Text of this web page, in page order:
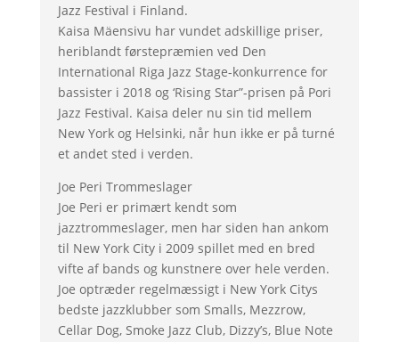
Jazz Festival i Finland.
Kaisa Mäensivu har vundet adskillige priser,
heriblandt førstepræmien ved Den
International Riga Jazz Stage-konkurrence for
bassister i 2018 og ‘Rising Star”-prisen på Pori
Jazz Festival. Kaisa deler nu sin tid mellem
New York og Helsinki, når hun ikke er på turné
et andet sted i verden.
Joe Peri Trommeslager
Joe Peri er primært kendt som
jazztrommeslager, men har siden han ankom
til New York City i 2009 spillet med en bred
vifte af bands og kunstnere over hele verden.
Joe optræder regelmæssigt i New York Citys
bedste jazzklubber som Smalls, Mezzrow,
Cellar Dog, Smoke Jazz Club, Dizzy’s, Blue Note